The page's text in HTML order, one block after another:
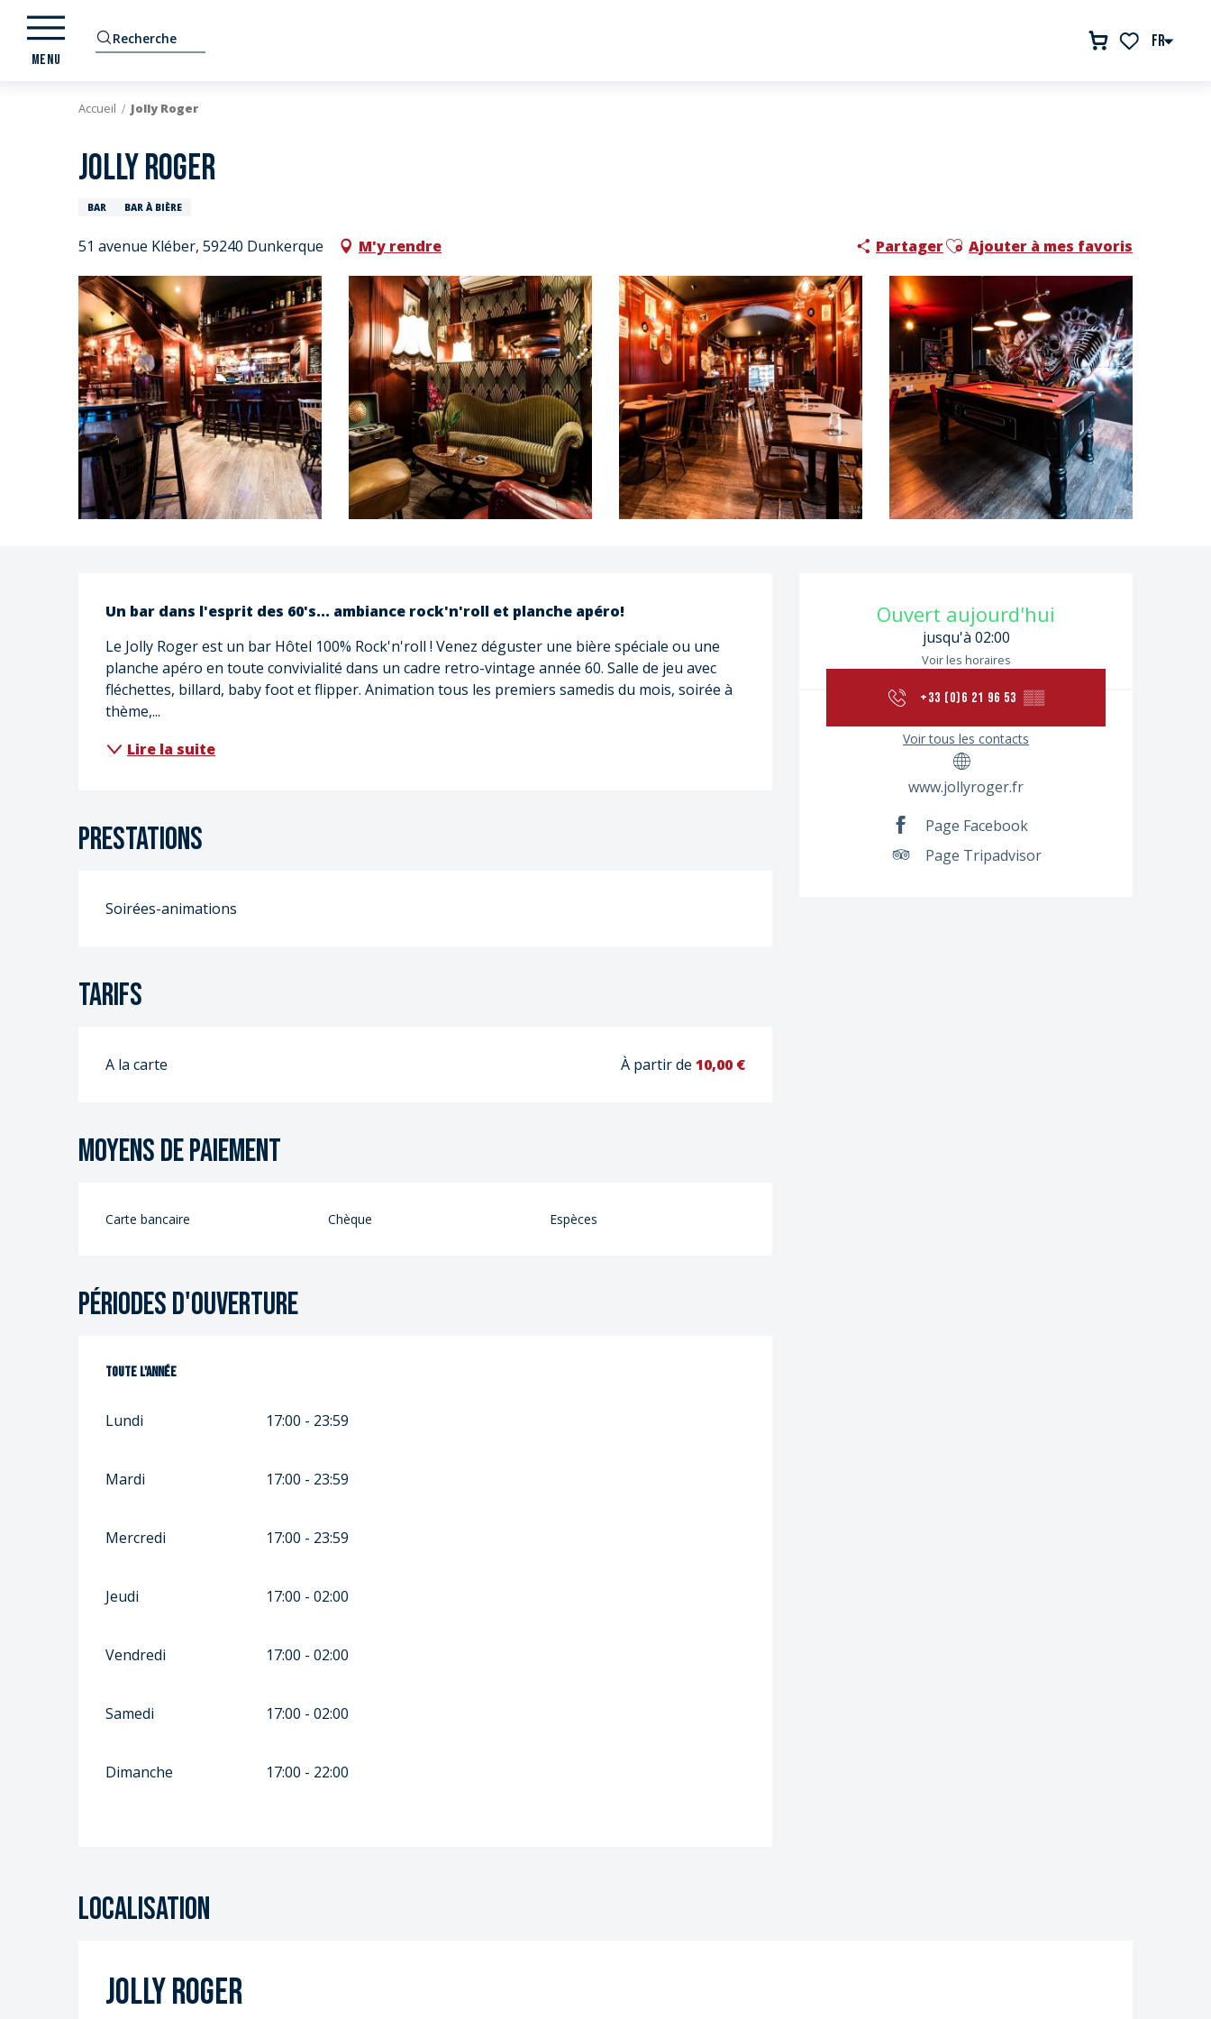
Aller
contenu
FR
Recherche
MENU
Accueil Jolly Roger
Jolly Roger
BAR BAR À BIÈRE
51 avenue Kléber, 59240 Dunkerque M'y rendre PartagerAjouter aux favoris
Ajouter à mes favoris
Ouverture et
Ouvert aujourd'hui
jusqu'à 02:00
Voir les horaires
+33 (0)6 21 96 53 ▒▒
Voir tous les contacts
www.jollyroger.fr
Page Facebook
Page Tripadvisor
Description
Un bar dans l'esprit des 60's... ambiance rock'n'roll et planche apéro!
Le Jolly Roger est un bar Hôtel 100% Rock'n'roll ! Venez déguster une bière spéciale ou une
planche apéro en toute convivialité dans un cadre retro-vintage année 60. Salle de jeu avec
fléchettes, billard, baby foot et flipper. Animation tous les premiers samedis du mois, soirée à
thème,...
Lire la suite
Prestations
Soirées-animations
Tarifs
A la carte À partir de10,00 €
Moyens de paiement
Carte bancaire Chèque Espèces
Périodes d'ouverture
Toute l'année
Toute l'année
Lundi 17:00 - 23:59
Mardi 17:00 - 23:59
Mercredi 17:00 - 23:59
Jeudi 17:00 - 02:00
Vendredi 17:00 - 02:00
Samedi 17:00 - 02:00
Dimanche 17:00 - 22:00
Localisation
Jolly Roger